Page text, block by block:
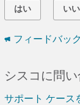
はい い
フィードバック
シスコに問
サポート ケース